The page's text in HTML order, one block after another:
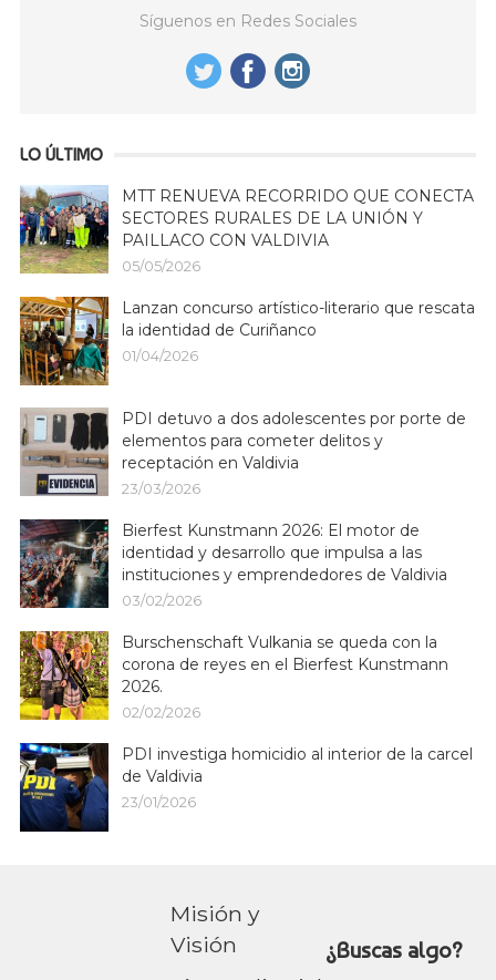
Síguenos en Redes Sociales
LO ÚLTIMO
MTT RENUEVA RECORRIDO QUE CONECTA
SECTORES RURALES DE LA UNIÓN Y
PAILLACO CON VALDIVIA
05/05/2026
Lanzan concurso artístico-literario que rescata
la identidad de Curiñanco
01/04/2026
PDI detuvo a dos adolescentes por porte de
elementos para cometer delitos y
receptación en Valdivia
23/03/2026
Bierfest Kunstmann 2026: El motor de
identidad y desarrollo que impulsa a las
instituciones y emprendedores de Valdivia
03/02/2026
Burschenschaft Vulkania se queda con la
corona de reyes en el Bierfest Kunstmann
2026.
02/02/2026
PDI investiga homicidio al interior de la carcel
de Valdivia
23/01/2026
Misión y
Visión
¿Buscas algo?